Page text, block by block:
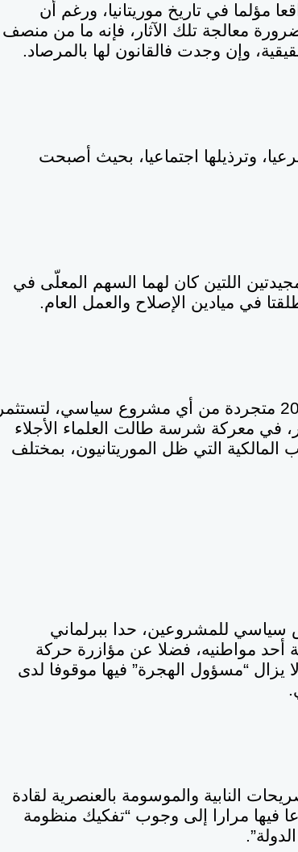
مؤلما في تاريخ موريتانيا، ورغم أن
معالجة تلك الآثار، فإنه ما من منصف
وإن وجدت فالقانون لها بالمرصاد.
وترذيلها اجتماعيا، بحيث أصبحت
اللتين كان لهما السهم المعلّى في
في ميادين الإصلاح والعمل العام.
لكن حركة “إيرا”، ستأتي لاحقا في عام 2008 متجردة من أي مشروع سياسي، لتستثمر
في معركة شرسة طالت العلماء الأجلاء
التي ظل الموريتانيون، بمختلف
سياسي للمشروعين، حدا ببرلماني
أحد مواطنيه، فضلا عن مؤازرة حركة
يزال “مسؤول الهجرة” فيها موقوفا لدى
النابية والموسومة بالعنصرية لقادة
فيها مرارا إلى وجوب “تفكيك منظومة